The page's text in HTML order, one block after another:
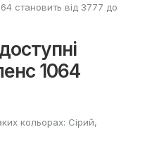
становить від 3777 до
1064
кольорах: Сірий,